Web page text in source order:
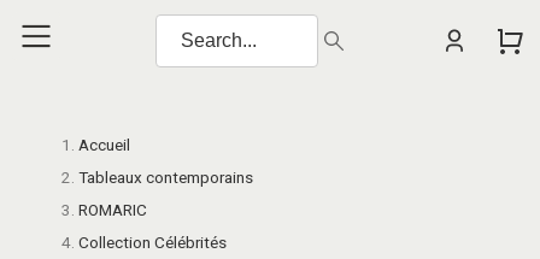
Accueil
Tableaux contemporains
ROMARIC
Collection Célébrités